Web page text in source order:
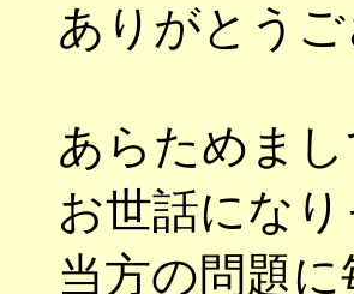
ありがとう
あらためまし
お世話にな
当方の問題